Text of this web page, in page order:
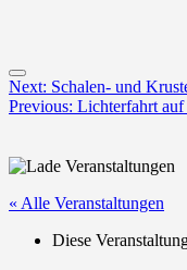
Menu
Post
navigation
Next: Schalen- und
Previous: Lichterfahrt
« Alle Veranstaltungen
Diese